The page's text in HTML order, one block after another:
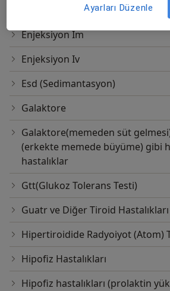
Endokrin Bozukluklar Takibi
Enjeksiyon Im
Enjeksiyon Iv
Esd (Sedimantasyon)
Galaktore
Galaktore(memeden süt
(erkekte memede büyüme) gibi
hastalıklar
Gtt(Glukoz Tolerans Testi)
Guatr ve Diğer Tiroid Hastalıkları
Hipertiroidide Radyoiyot (Atom)
Hipofiz Hastalıkları
Hipofiz hastalıkları (prolaktin
Ayarları Düzenle